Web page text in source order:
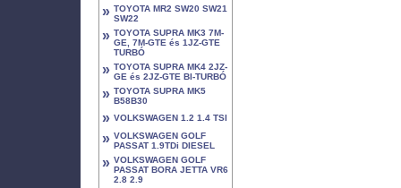
» TOYOTA MR2 SW20 SW21
SW22
» TOYOTA SUPRA MK3 7M-
GE, 7M-GTE és 1JZ-GTE
TURBÓ
» TOYOTA SUPRA MK4 2JZ-
GE és 2JZ-GTE BI-TURBÓ
» TOYOTA SUPRA MK5
B58B30
» VOLKSWAGEN 1.2 1.4 TSI
» VOLKSWAGEN GOLF
PASSAT 1.9TDi DIESEL
» VOLKSWAGEN GOLF
PASSAT BORA JETTA VR6
2.8 2.9